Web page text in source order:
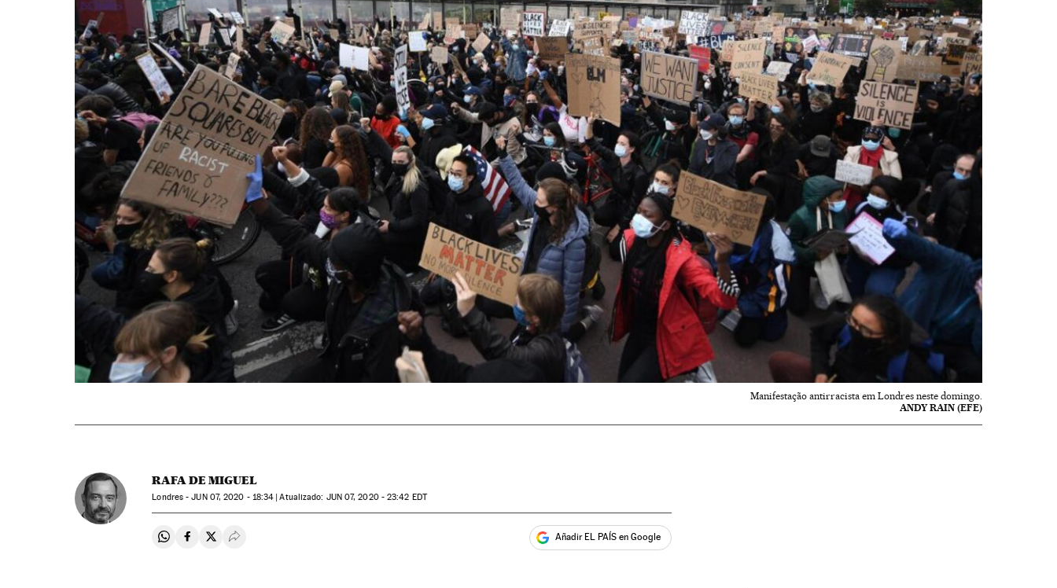
Manifestação antirracista em Londres neste domingo.
ANDY RAIN (EFE)
RAFA DE MIGUEL
Londres -JUN07, 2020 - 18:34 atualizado: JUN07, 2020 - 23:42 EDT
Compartir en Whatsapp
Compartir en Facebook
Compartir en Twitter
Desplegar Redes Sociales Añadir EL PAÍS en Google